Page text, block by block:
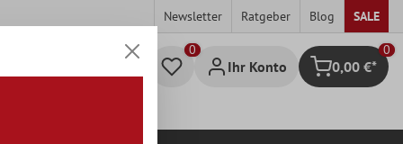
Newsletter Ratgeber Blog SALE
Ihr Konto Warenkorb
0
0,00 €*